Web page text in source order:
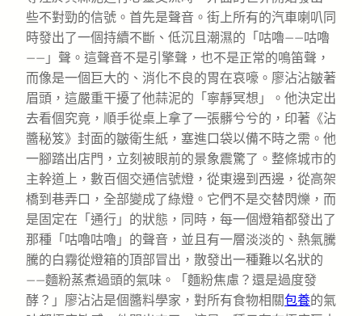
些不對勁的信號。首先是聲音。街上所有的汽車喇叭同
時發出了一個持續不斷、低沉且潮濕的「咕嚕——咕嚕
——」聲。這聲音不是引擎聲，也不是正常的鳴笛聲，
而像是一個巨大的、消化不良的胃在哀嚎。廖沾沾皺著
眉頭，這嚴重干擾了他蒜泥的「寧靜冥想」。他決定出
去看個究竟，順手從桌上拿了一張髒兮兮的，印著《沾
醬秘笈》封面的皺衛生紙，塞進口袋以備不時之需。他
一腳踏出店門，立刻被眼前的景象震驚了。整條城市的
主幹道上，數百個交通信號燈，從東邊到西邊，從高架
橋到巷弄口，全部變成了綠燈。它們不是交替閃爍，而
是固定在「通行」的狀態，同時，每一個燈箱都發出了
那種「咕嚕咕嚕」的聲音，並且有一層淡淡的、熱氣騰
騰的白霧從燈箱的頂部冒出，散發出一種難以名狀的
——麵粉蒸煮過頭的氣味。「麵粉焦慮？還是過度發
酵？」廖沾沾是個醬料學家，對所有食物相關包養的氣